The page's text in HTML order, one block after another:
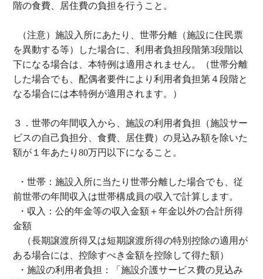
階の食費、居住費の負担を行うこと。
（注意）施設入所にあたり、世帯分離（施設に住民票
を異動する等）した場合に、利用者負担段階第3段階以
下になる場合は、本特例は適用されません。（世帯分離
した場合でも、配偶者要件により利用者負担第４段階と
なる場合には本特例が適用されます。）
３．世帯の年間収入から、施設の利用者負担（施設サー
ビスの自己負担分、食費、居住費）の見込み額を除いた
額が１年あたり80万円以下になること。
・世帯：施設入所に当たり世帯分離した場合でも、従
前世帯の年間収入は世帯構成員の収入で計算します。
・収入：公的年金等の収入金額＋年金以外の合計所得
金額
（長期譲渡所得又は短期譲渡所得の特別控除の適用が
ある場合には、控除すべき金額を控除して得た額）
・施設の利用者負担：「施設介護サービス費の見込み